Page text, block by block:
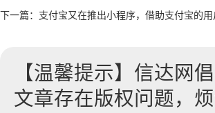
下一篇： 支付宝又在推出小程序，借助支付宝的
【温馨提示】信达网
文章存在版权问题，